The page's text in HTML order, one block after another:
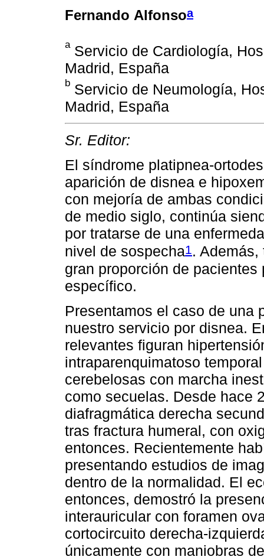
Fernando Alfonsoa
aServicio de Cardiología,
Madrid, España
b Servicio de Neumología,
Madrid, España
Sr. Editor:
El síndrome platipnea-
aparición de disnea e
con mejoría de ambas
de medio siglo, continúa
por tratarse de una
nivel de sospecha1 .
gran proporción de
específico.
Presentamos el caso de una
nuestro servicio por disnea.
relevantes figuran
intraparenquimatoso
cerebelosas con marcha
como secuelas. Desde hace
diafragmática derecha
tras fractura humeral, con
entonces. Recientemente
presentando estudios de
dentro de la normalidad. El
entonces, demostró la
interauricular con foramen
cortocircuito derecha-
únicamente con maniobras